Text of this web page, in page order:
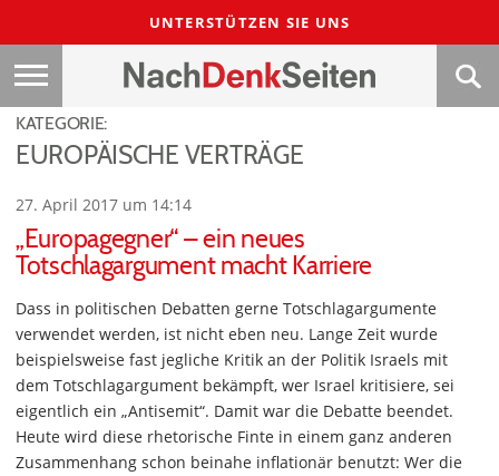
UNTERSTÜTZEN SIE UNS
KATEGORIE:
EUROPÄISCHE VERTRÄGE
27. April 2017 um 14:14
„Europagegner“ – ein neues
Totschlagargument macht Karriere
Dass in politischen Debatten gerne Totschlagargumente
verwendet werden, ist nicht eben neu. Lange Zeit wurde
beispielsweise fast jegliche Kritik an der Politik Israels mit
dem Totschlagargument bekämpft, wer Israel kritisiere, sei
eigentlich ein „Antisemit“. Damit war die Debatte beendet.
Heute wird diese rhetorische Finte in einem ganz anderen
Zusammenhang schon beinahe inflationär benutzt: Wer die